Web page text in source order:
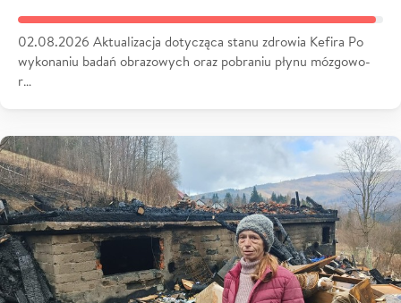
02.08.2026 Aktualizacja dotycząca stanu zdrowia Kefira Po
wykonaniu badań obrazowych oraz pobraniu płynu mózgowo-
r…